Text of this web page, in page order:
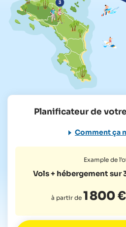
Planificateur de
Comment ça
Example de
Vols + hébergement sur
à partir de 1 800 €